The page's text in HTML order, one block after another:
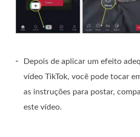
-
Depois de aplicar um efeito
vídeo TikTok, você pode tocar
as instruções para postar,
este vídeo.